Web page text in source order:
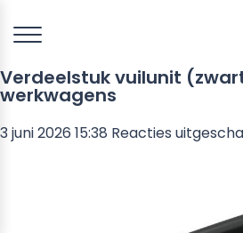
Verdeelstuk vuilunit
werkwagens
3 juni 2026 15:38 Reacties